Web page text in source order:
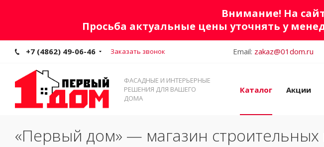
Внимание! На
Просьба актуальные цены уточнять у
+7 (4862) 49-06-46 Заказать звонок Email: zakaz@01dom.ru
ФАСАДНЫЕ И ИНТЕРЬЕРНЫЕ
РЕШЕНИЯ ДЛЯ ВАШЕГО
ДОМА
Каталог Акции
«Первый дом» — магазин